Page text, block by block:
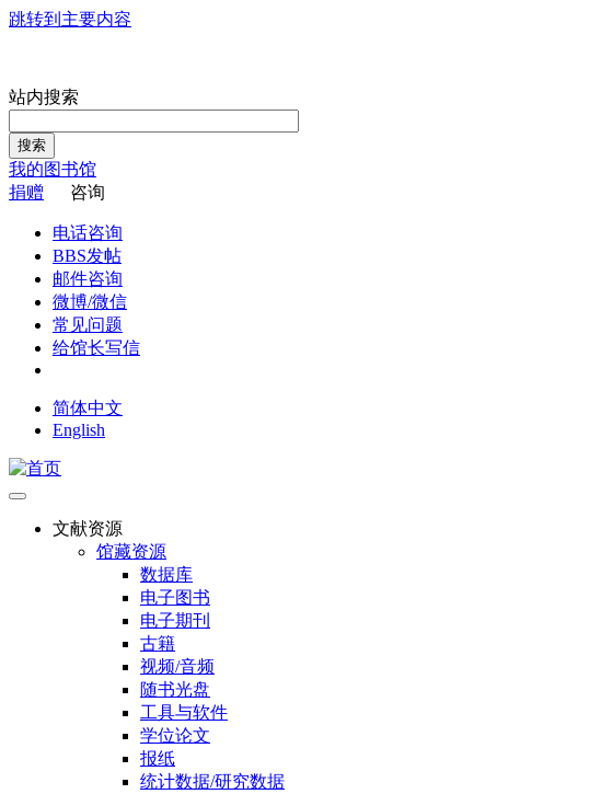
跳转到主要内容
站内搜索
搜索
我的图书馆
捐赠
咨询
电话咨询
BBS发帖
邮件咨询
微博/微信
常见问题
给馆长写信
简体中文
English
文献资源
馆藏资源
数据库
电子图书
电子期刊
古籍
视频/音频
随书光盘
工具与软件
学位论文
报纸
统计数据/研究数据